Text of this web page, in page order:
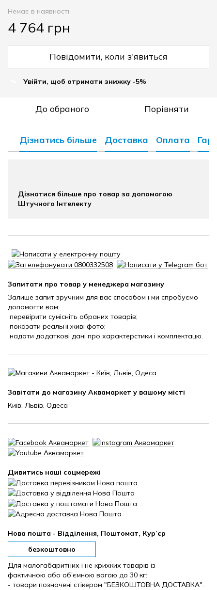
Немає в наявності
4 764 грн
Повідомити, коли з'явиться
Увійти, щоб отримати знижку -5%
До обраного Порівняти
Дізнатись більше Доставка Оплата
Дізнатися більше про товар за допомогою
Штучного Інтелекту
Запитати про товар у менеджера магазину
Залише запит зручним для вас способом і ми спробуємо
допомогти вам:
перевірити сумісніть обраних товарів;
показати реальні живі фото;
надати додаткові дані про характерстики і комплектацю.
Завітати до магазину Аквамаркет у вашому місті
Київ, Львів, Одеса
Дивитись наші соцмережі
Нова пошта - Відділення, Поштомат, Кур’єр
безкоштовно
Для малогабаритних і не крихких товарів із
фактичною або об’ємною вагою до 30 кг:
- товари позначені стікером "БЕЗКОШТОВНА ДОСТАВКА".